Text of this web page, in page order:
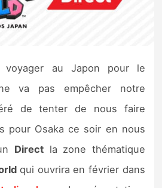
au Japon pour le
va pas empêcher notre
de tenter de nous faire
pour Osaka ce soir en nous
Directla zone thématique
qui ouvrira en février dans